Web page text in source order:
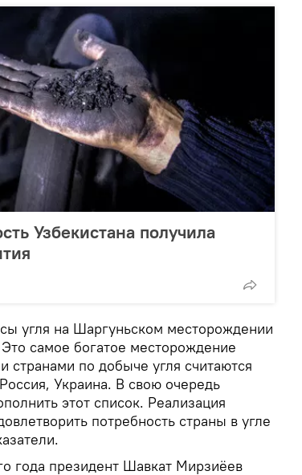
Узбекистана получила
угля на Шаргуньском месторождении
самое богатое месторождение
странами по добыче угля считаются
Украина. В свою очередь
этот список. Реализация
потребность страны в угле
года президент Шавкат Мирзиёев